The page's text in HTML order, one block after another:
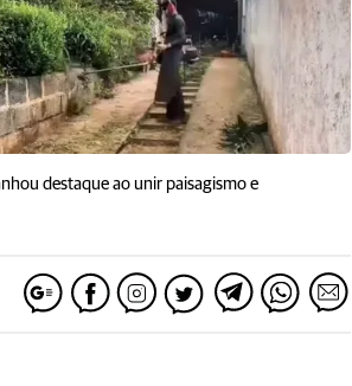
destaque ao unir paisagismo e